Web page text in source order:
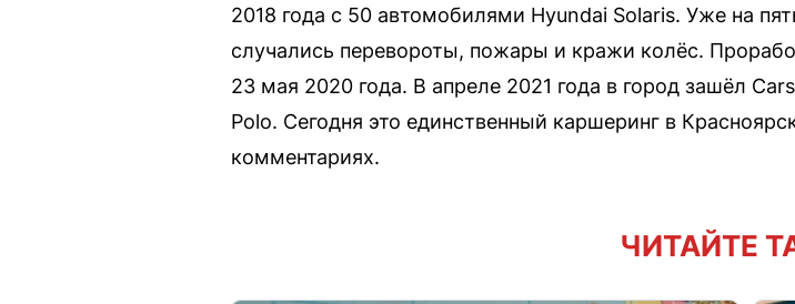
2018 года с 50 автомобилями Hyundai Solaris. Уже на
случались перевороты, пожары и кражи колёс.
23 мая 2020 года. В апреле 2021 года в город зашёл
Polo. Сегодня это единственный каршеринг в
комментариях.
ЧИТАЙТЕ